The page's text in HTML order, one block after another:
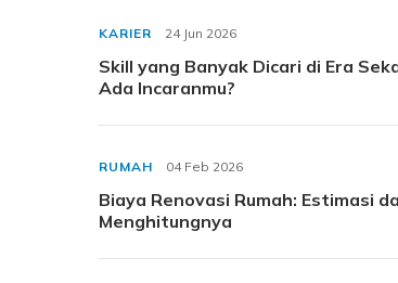
KARIER 24 Jun 2026
Skill yang Banyak Dicari di Era
Ada Incaranmu?
RUMAH 04 Feb 2026
Biaya Renovasi Rumah: Estimasi
Menghitungnya